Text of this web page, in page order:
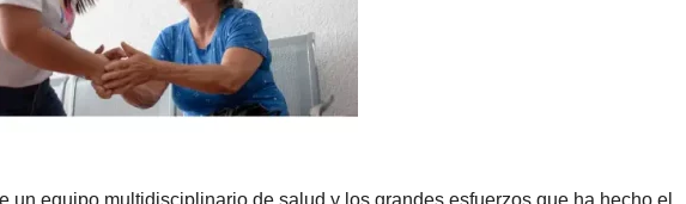
un equipo multidisciplinario de salud y los grandes esfuerzos que ha hecho el